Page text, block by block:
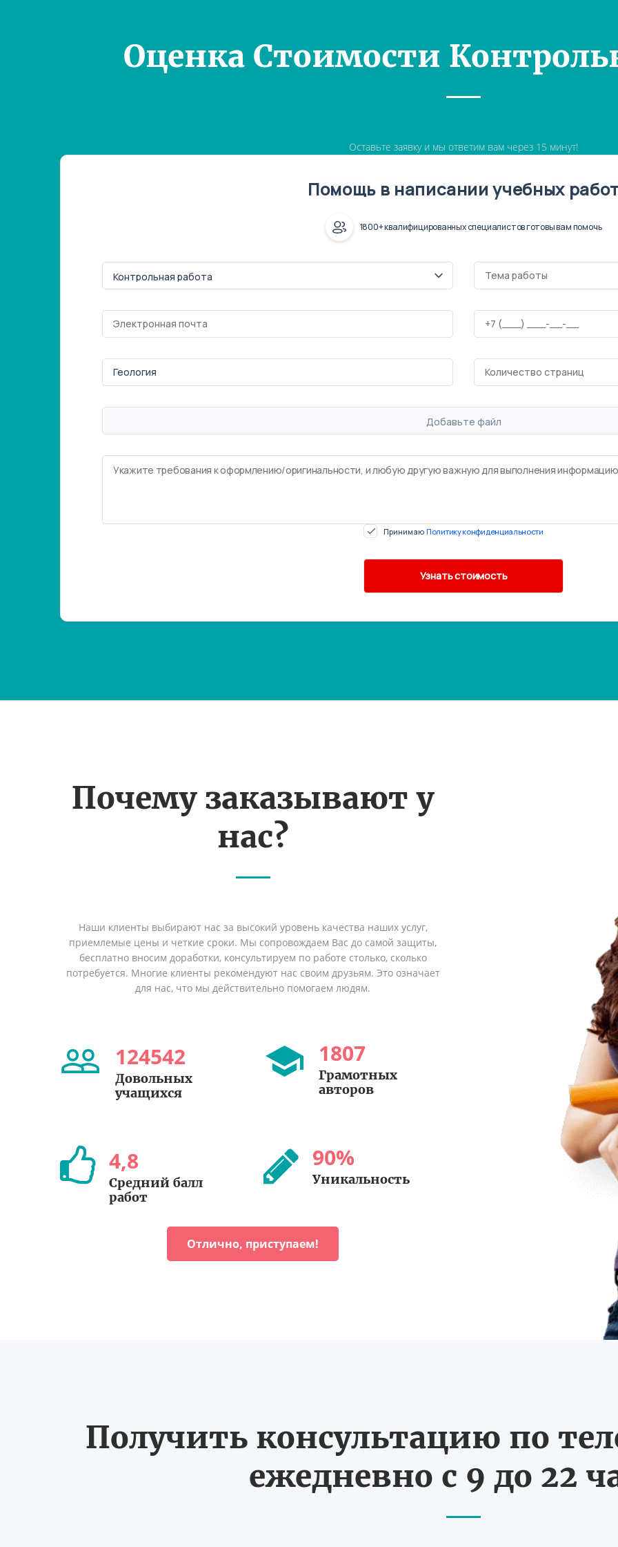
Оценка Стоимости
Оставьте заявку и мы ответим вам через 15 минут!
Помощь в написании учебных
1800+ квалифицированных специалистов готовы вам помочь
Добавьте файл
Принимаю Политику конфиденциальности
Почему заказывают у
нас?
Наши клиенты выбирают нас за высокий уровень качества наших услуг,
приемлемые цены и четкие сроки. Мы сопровождаем Вас до самой защиты,
бесплатно вносим доработки, консультируем по работе столько, сколько
потребуется. Многие клиенты рекомендуют нас своим друзьям. Это означает
для нас, что мы действительно помогаем людям.
124542
Довольных
учащихся
1807
Грамотных
авторов
4,8
Cредний балл
работ
90%
Уникальность
Отлично, приступаем!
Получить консультацию по
ежедневно с 9 до 22